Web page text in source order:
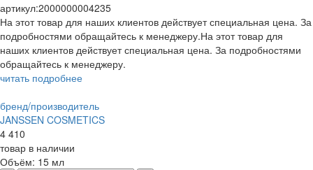
артикул:2000000004235
На этот товар для наших клиентов действует специальная цена. За
подробностями обращайтесь к менеджеру.На этот товар для
наших клиентов действует специальная цена. За подробностями
обращайтесь к менеджеру.
читать подробнее
бренд/производитель
JANSSEN COSMETICS
4 410
товар в наличии
Объём: 15 мл